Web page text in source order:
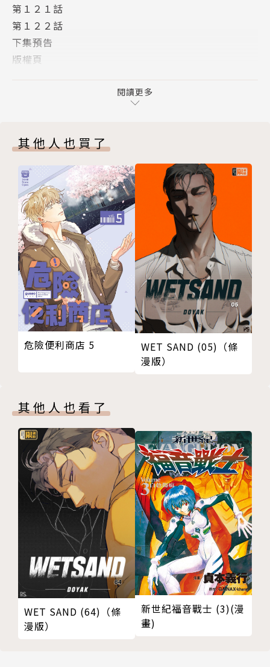
第１２１話
第１２２話
下集預告
版權頁
閱讀更多
其他人也買了
危險便利商店 5
WET SAND (05)（條
漫版）
其他人也看了
WET SAND (64)（條
漫版）
新世紀福音戰士 (3)(漫
畫)